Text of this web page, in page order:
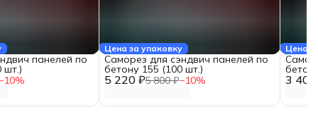
10%
панелей по
шт.)
Цена за упаковку
5 220 ₽5 800 ₽−10%
Саморез для сэндвич панелей по
бетону 155 (100 шт.)
Цена
3